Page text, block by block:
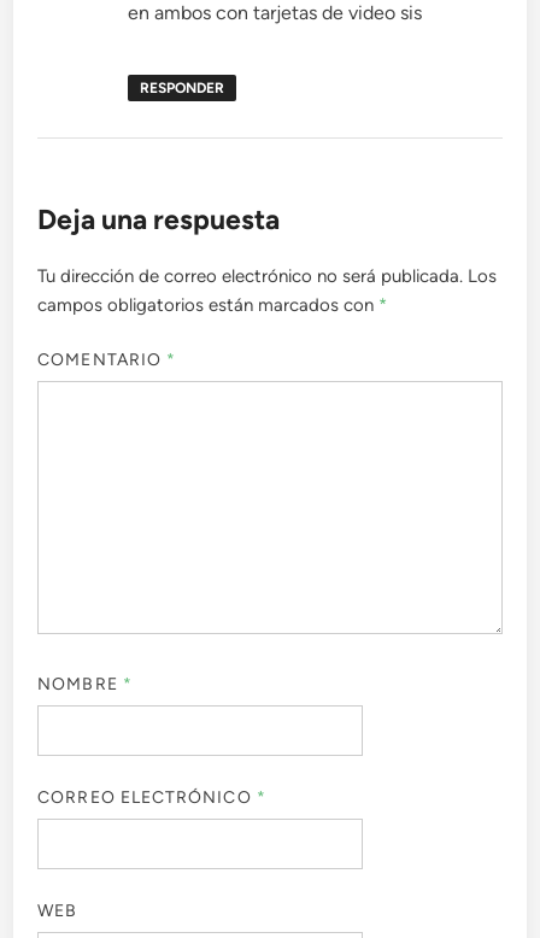
en ambos con tarjetas de video sis
RESPONDER
Deja una respuesta
Tu dirección de correo electrónico no será publicada. Los
campos obligatorios están marcados con *
COMENTARIO *
NOMBRE *
CORREO ELECTRÓNICO *
WEB